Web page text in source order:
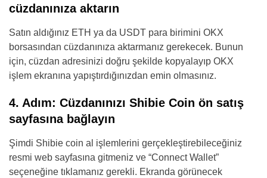
cüzdanınıza aktarın
Satın aldığınız ETH ya da USDT para birimini OKX
borsasından cüzdanınıza aktarmanız gerekecek. Bunun
için, cüzdan adresinizi doğru şekilde kopyalayıp OKX
işlem ekranına yapıştırdığınızdan emin olmasınız.
4. Adım: Cüzdanınızı Shibie Coin ön satış
sayfasına bağlayın
Şimdi Shibie coin al işlemlerini gerçekleştirebileceğiniz
resmi web sayfasına gitmeniz ve “Connect Wallet”
seçeneğine tıklamanız gerekli. Ekranda görünecek